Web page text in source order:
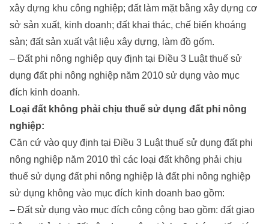
xây dựng khu công nghiệp; đất làm mặt bằng xây dựng cơ
sở sản xuất, kinh doanh; đất khai thác, chế biến khoáng
sản; đất sản xuất vật liệu xây dựng, làm đồ gốm.
– Đất phi nông nghiệp quy định tại Điều 3 Luật thuế sử
dụng đất phi nông nghiệp năm 2010 sử dụng vào mục
đích kinh doanh.
Loại đất không phải chịu thuế sử dụng đất phi nông
nghiệp:
Căn cứ vào quy định tại Điều 3 Luật thuế sử dụng đất phi
nông nghiệp năm 2010 thì các loại đất không phải chịu
thuế sử dụng đất phi nông nghiệp là đất phi nông nghiệp
sử dụng không vào mục đích kinh doanh bao gồm:
– Đất sử dụng vào mục đích công cộng bao gồm: đất giao